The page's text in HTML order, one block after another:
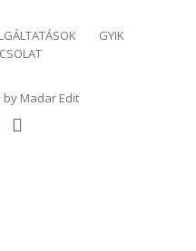
GYIK
by Madar Edit